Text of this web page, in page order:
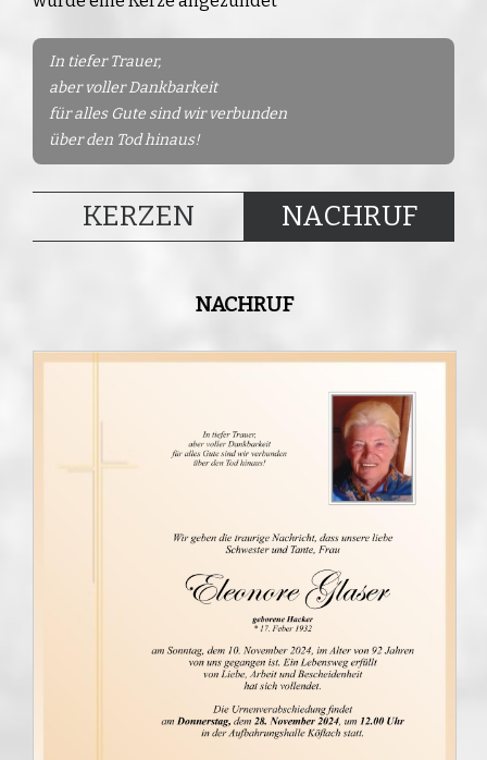
In tiefer Trauer,
aber voller Dankbarkeit
für alles Gute sind wir verbunden
über den Tod hinaus!
KERZEN NACHRUF
NACHRUF